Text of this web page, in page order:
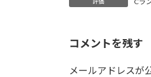
コメントを残す
メールアドレスが